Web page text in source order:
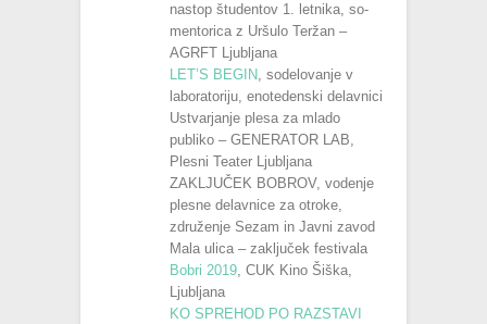
nastop študentov 1. letnika, so-
mentorica z Uršulo Teržan –
AGRFT Ljubljana
LET’S BEGIN, sodelovanje v
laboratoriju, enotedenski delavnici
Ustvarjanje plesa za mlado
publiko – GENERATOR LAB,
Plesni Teater Ljubljana
ZAKLJUČEK BOBROV, vodenje
plesne delavnice za otroke,
združenje Sezam in Javni zavod
Mala ulica – zaključek festivala
Bobri 2019, CUK Kino Šiška,
Ljubljana
KO SPREHOD PO RAZSTAVI